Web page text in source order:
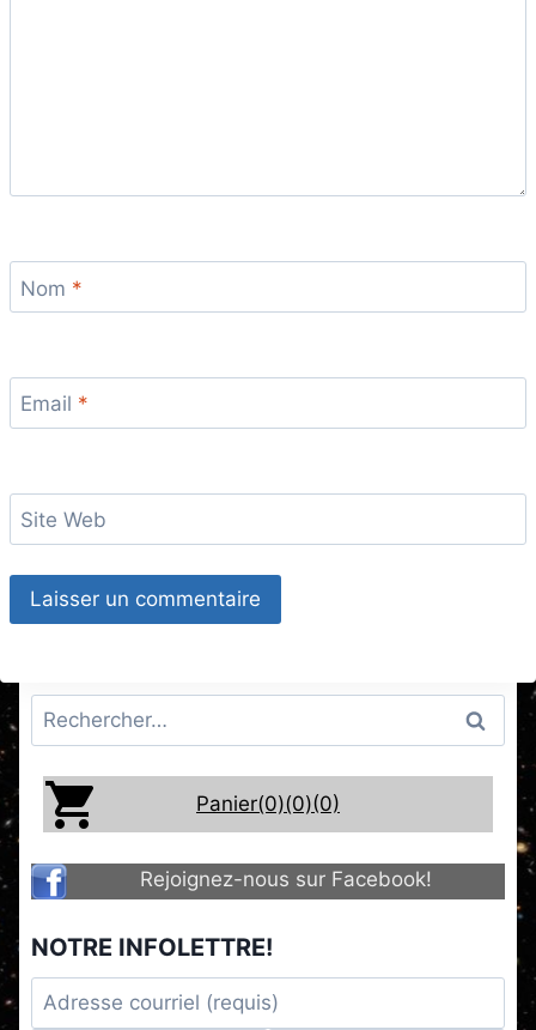
Nom *
Email *
Site Web
Rechercher :
Panier(0)(0)(0)
Rejoignez-nous sur Facebook!
NOTRE INFOLETTRE!